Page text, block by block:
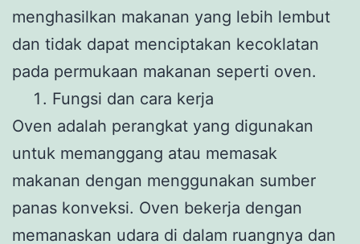
menghasilkan makanan yang lebih lembut
dan tidak dapat menciptakan kecoklatan
pada permukaan makanan seperti oven.
Fungsi dan cara kerja
Oven adalah perangkat yang digunakan
untuk memanggang atau memasak
makanan dengan menggunakan sumber
panas konveksi. Oven bekerja dengan
memanaskan udara di dalam ruangnya dan